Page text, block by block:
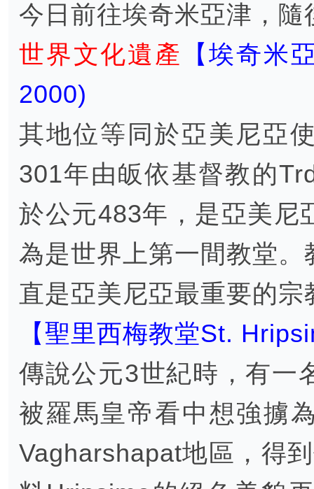
今日前往埃奇米亞津，
世界文化遺產
【埃奇米
2000)
其地位等同於亞美尼亞
301年由皈依基督教的
於公元483年，是亞美尼
為是世界上第一間教堂
直是亞美尼亞最重要的宗
【聖里西梅教堂St.
傳說公元3世紀時，有一
被羅馬皇帝看中想強擄
Vagharshapat地區，得